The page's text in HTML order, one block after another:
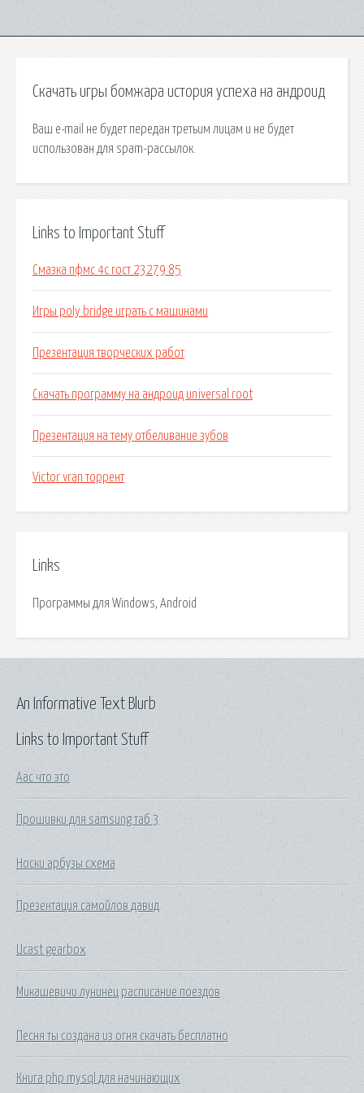
Скачать игры бомжара история успеха на андроид
Ваш e-mail не будет передан третьим лицам и не будет
использован для spam-рассылок.
Links to Important Stuff
Смазка пфмс 4с гост 23279 85
Игры poly bridge играть с машинами
Презентация творческих работ
Скачать программу на андроид universal root
Презентация на тему отбеливание зубов
Victor vran торрент
Links
Программы для Windows, Android
Links to Important Stuff
Аас что это
Прошивки для samsung таб 3
Носки арбузы схема
Презентация самойлов давид
Ucast gearbox
Микашевичи лунинец расписание поездов
Песня ты создана из огня скачать бесплатно
Книга php mysql для начинающих
An Informative Text Blurb